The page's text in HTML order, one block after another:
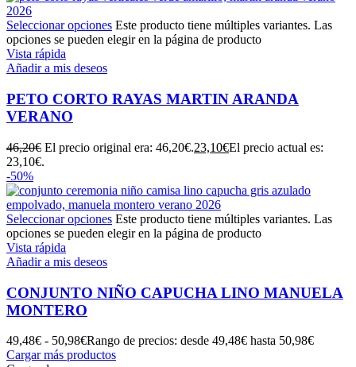
Seleccionar opciones Este producto tiene múltiples variantes. Las
opciones se pueden elegir en la página de producto
Vista rápida
Añadir a mis deseos
PETO CORTO RAYAS MARTIN ARANDA
VERANO
46,20€ El precio original era: 46,20€.23,10€El precio actual es:
23,10€.
-50%
Seleccionar opciones Este producto tiene múltiples variantes. Las
opciones se pueden elegir en la página de producto
Vista rápida
Añadir a mis deseos
CONJUNTO NIÑO CAPUCHA LINO MANUELA
MONTERO
49,48€ - 50,98€Rango de precios: desde 49,48€ hasta 50,98€
Cargar más productos